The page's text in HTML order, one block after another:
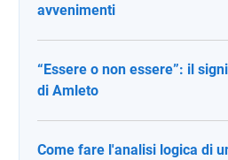
avvenimenti
“Essere o non essere”: il
di Amleto
Come fare l'analisi logica di